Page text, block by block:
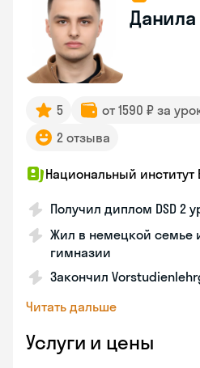
Данила
5 от 1590 ₽ за
2 отзыва
Национальный институт
Получил диплом DSD 2
Жил в немецкой семье
гимназии
Закончил
Читать дальше
Услуги и цены